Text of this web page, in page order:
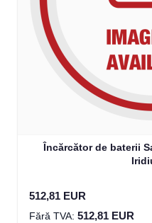
Încărcător de baterii
512,81 EUR
512,81 EUR